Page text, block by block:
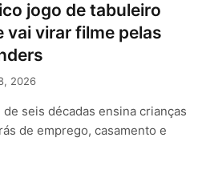
jogo de tabuleiro
vai virar filme pelas
2026
seis décadas ensina crianças
de emprego, casamento e